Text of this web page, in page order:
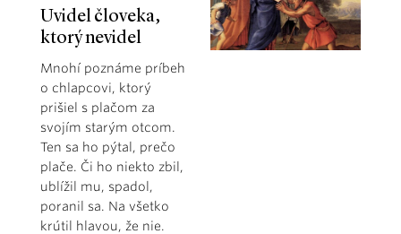
Uvidel človeka,
ktorý nevidel
Mnohí poznáme príbeh
o chlapcovi, ktorý
prišiel s plačom za
svojím starým otcom.
Ten sa ho pýtal, prečo
plače. Či ho niekto zbil,
ublížil mu, spadol,
poranil sa. Na všetko
krútil hlavou, že nie.